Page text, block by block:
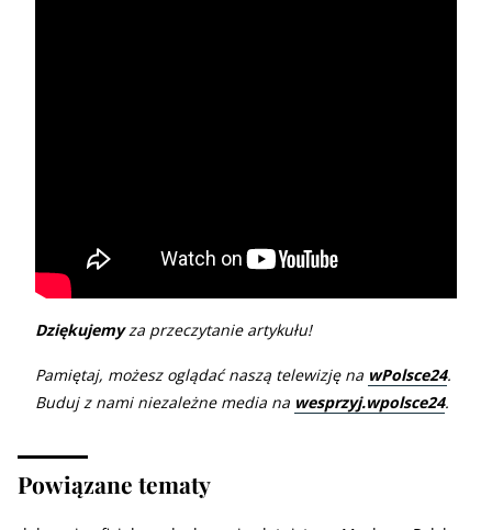
Dziękujemyza przeczytanie artykułu!
Pamiętaj, możesz oglądać naszą telewizję na wPolsce24.
Buduj z nami niezależne media na wesprzyj.wpolsce24.
Powiązane tematy